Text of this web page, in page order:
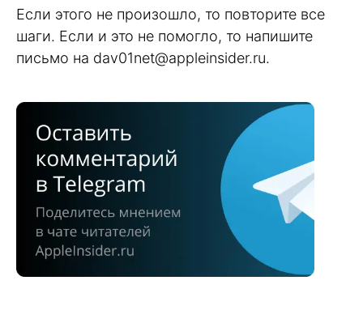
Если этого не произошло, то повторите все
шаги. Если и это не помогло, то напишите
письмо на dav01net@appleinsider.ru.